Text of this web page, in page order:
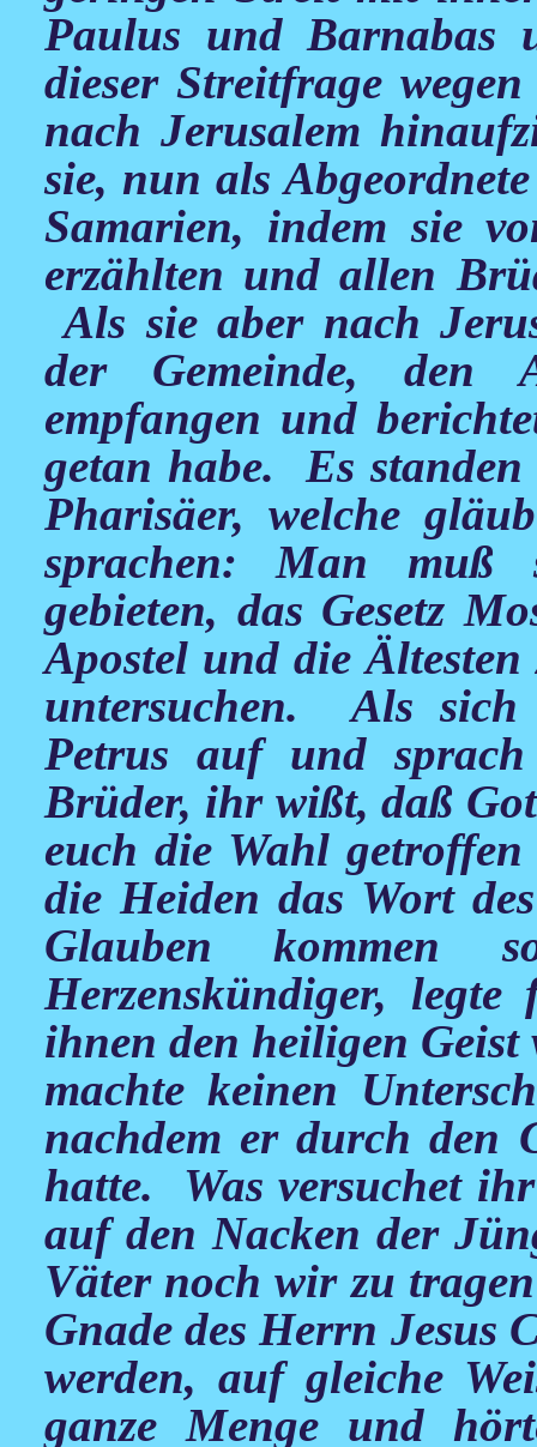
Paulus und Barnabas
dieser Streitfrage
nach Jerusalem
sie, nun als
Samarien, indem sie
erzählten und allen
Als sie aber nach
der Gemeinde, den
empfangen und
getan habe. Es
Pharisäer, welche
sprachen: Man muß
gebieten, das Gesetz
Apostel und die Ältesten
untersuchen. Als
Petrus auf und
Brüder, ihr wißt, daß
euch die Wahl
die Heiden das Wort
Glauben
Herzenskündiger,
ihnen den heiligen
machte keinen
nachdem er durch den
hatte. Was versuchet
auf den Nacken der
Väter noch wir zu
Gnade des Herrn Jesus
werden, auf gleiche
ganze Menge und